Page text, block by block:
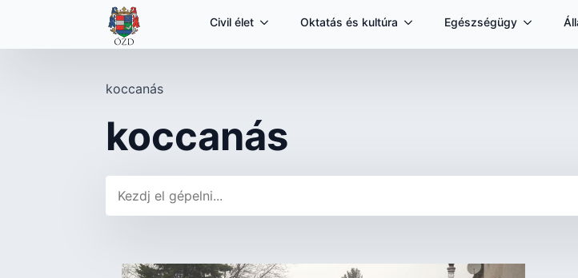
Civil élet Oktatás és kultúra Egészségügy
koccanás
koccanás